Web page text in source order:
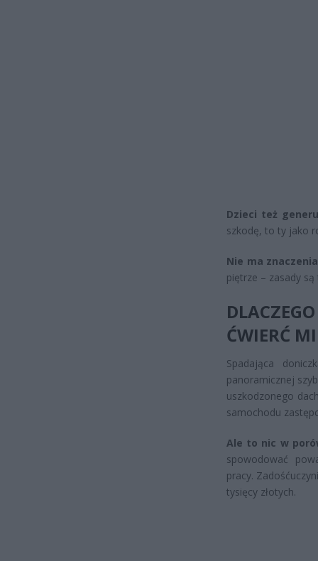
Dzieci też
szkodę, to ty jako
Nie ma
piętrze – zasady
ĆWIERĆ
Spadająca
panoramicznej
uszkodzonego
samochodu
Ale to nic w
spowodować
pracy.
tysięcy złotych.